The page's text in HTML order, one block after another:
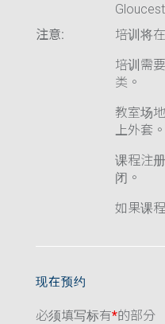
注意:
培训将
培训需
类。
教室场
上外套。
课程注
闭。
如果课
现在预约
必须填写标有*的部分